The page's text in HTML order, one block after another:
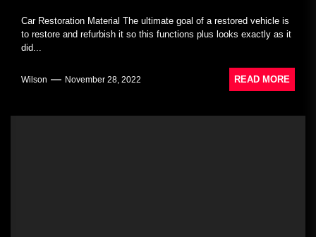
Car Restoration Material The ultimate goal of a restored vehicle is
to restore and refurbish it so this functions plus looks exactly as it
did...
Wilson November 28, 2022 READ MORE